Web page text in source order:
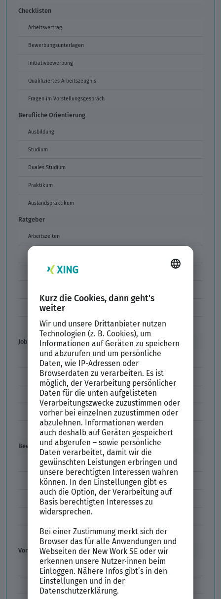
Checklisten
Arbeitsvertrag
Bewerbungsunterlagen
Initiativbewerbung
Qualifiziertes Arbeitszeugnis
Fragen im Vorstellungsgespräch
Berufliche Orientierung
Ausbildung
Studium
Duales Studium
Praktikum
Auslandspraktikum
Ratgeber
Arbeitszeiten
Formulierungen im Arbeitszeugnis
Unbefristeter Arbeitsvertrag
Der XING Bewerbungsratgeber
Job & Karriere
Arbeitsvertrag
Codes im Arbeitszeugnis
Kündigung
Einstiegsgehalt
Gehaltswunsch
Bewerbung
E-Mail-Bewerbung
Anlagen und Zeugnisse
Initiativbewerbung
Interne Bewerbung
Empfehlungsschreiben
Vorstellungsgespräch
Vorstellungsgespräch Fragen
Schwächen im Vorstellungsgespräch